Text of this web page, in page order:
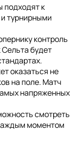
подходят к
турнирными
контроль
Сельта будет
оказаться не
на поле. Матч
напряженных
смотреть
моментом